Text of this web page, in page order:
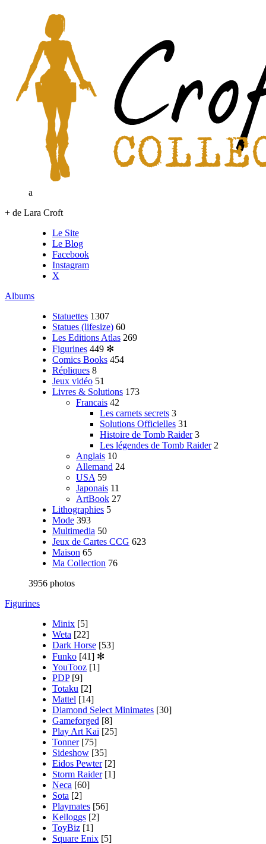
a
+ de Lara Croft
Le Site
Le Blog
Facebook
Instagram
X
Albums
Statuettes 1307
Statues (lifesize) 60
Les Editions Atlas 269
Figurines 449 ✻
Comics Books 454
Répliques 8
Jeux vidéo 51
Livres & Solutions 173
Francais 42
Les carnets secrets 3
Solutions Officielles 31
Histoire de Tomb Raider 3
Les légendes de Tomb Raider 2
Anglais 10
Allemand 24
USA 59
Japonais 11
ArtBook 27
Lithographies 5
Mode 393
Multimedia 50
Jeux de Cartes CCG 623
Maison 65
Ma Collection 76
3956 photos
Figurines
Minix [5]
Weta [22]
Dark Horse [53]
Funko [41] ✻
YouTooz [1]
PDP [9]
Totaku [2]
Mattel [14]
Diamond Select Minimates [30]
Gameforged [8]
Play Art Kaï [25]
Tonner [75]
Sideshow [35]
Eidos Pewter [2]
Storm Raider [1]
Neca [60]
Sota [2]
Playmates [56]
Kelloggs [2]
ToyBiz [1]
Square Enix [5]